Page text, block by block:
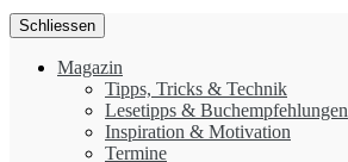
Schliessen
Magazin
Tipps, Tricks & Technik
Lesetipps & Buchempfehlungen
Inspiration & Motivation
Termine